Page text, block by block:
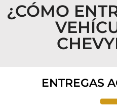
¿CÓMO
ENTREGAS